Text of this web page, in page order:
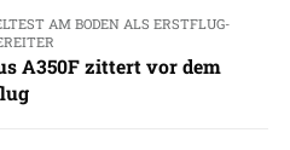
AM BODEN ALS ERSTFLUG-
A350F zittert vor dem